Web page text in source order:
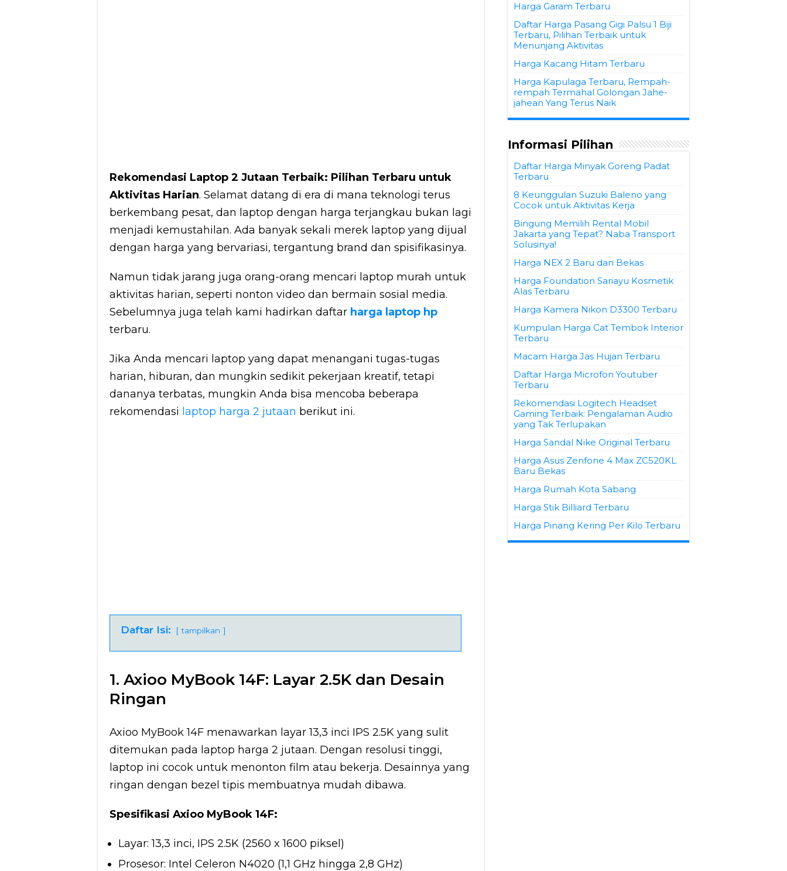
Rekomendasi Laptop 2 Jutaan Terbaik: Pilihan Terbaru untuk
Aktivitas Harian. Selamat datang di era di mana teknologi terus
berkembang pesat, dan laptop dengan harga terjangkau bukan lagi
menjadi kemustahilan. Ada banyak sekali merek laptop yang dijual
dengan harga yang bervariasi, tergantung brand dan spisifikasinya.
Namun tidak jarang juga orang-orang mencari laptop murah untuk
aktivitas harian, seperti nonton video dan bermain sosial media.
Sebelumnya juga telah kami hadirkan daftar harga laptop hp
terbaru.
Jika Anda mencari laptop yang dapat menangani tugas-tugas
harian, hiburan, dan mungkin sedikit pekerjaan kreatif, tetapi
dananya terbatas, mungkin Anda bisa mencoba beberapa
rekomendasi laptop harga 2 jutaan berikut ini.
Daftar Isi: tampilkan
1. Axioo MyBook 14F: Layar 2.5K dan Desain
Ringan
Axioo MyBook 14F menawarkan layar 13,3 inci IPS 2.5K yang sulit
ditemukan pada laptop harga 2 jutaan. Dengan resolusi tinggi,
laptop ini cocok untuk menonton film atau bekerja. Desainnya yang
ringan dengan bezel tipis membuatnya mudah dibawa.
Spesifikasi Axioo MyBook 14F:
Layar: 13,3 inci, IPS 2.5K (2560 x 1600 piksel)
Prosesor: Intel Celeron N4020 (1,1 GHz hingga 2,8 GHz)
Harga Garam Terbaru
Daftar Harga Pasang Gigi Palsu 1 Biji
Terbaru, Pilihan Terbaik untuk
Menunjang Aktivitas
Harga Kacang Hitam Terbaru
Harga Kapulaga Terbaru, Rempah-
rempah Termahal Golongan Jahe-
jahean Yang Terus Naik
Informasi Pilihan
Daftar Harga Minyak Goreng Padat
Terbaru
8 Keunggulan Suzuki Baleno yang
Cocok untuk Aktivitas Kerja
Bingung Memilih Rental Mobil
Jakarta yang Tepat? Naba Transport
Solusinya!
Harga NEX 2 Baru dan Bekas
Harga Foundation Sariayu Kosmetik
Alas Terbaru
Harga Kamera Nikon D3300 Terbaru
Kumpulan Harga Cat Tembok Interior
Terbaru
Macam Harga Jas Hujan Terbaru
Daftar Harga Microfon Youtuber
Terbaru
Rekomendasi Logitech Headset
Gaming Terbaik: Pengalaman Audio
yang Tak Terlupakan
Harga Sandal Nike Original Terbaru
Harga Asus Zenfone 4 Max ZC520KL
Baru Bekas
Harga Rumah Kota Sabang
Harga Stik Billiard Terbaru
Harga Pinang Kering Per Kilo Terbaru